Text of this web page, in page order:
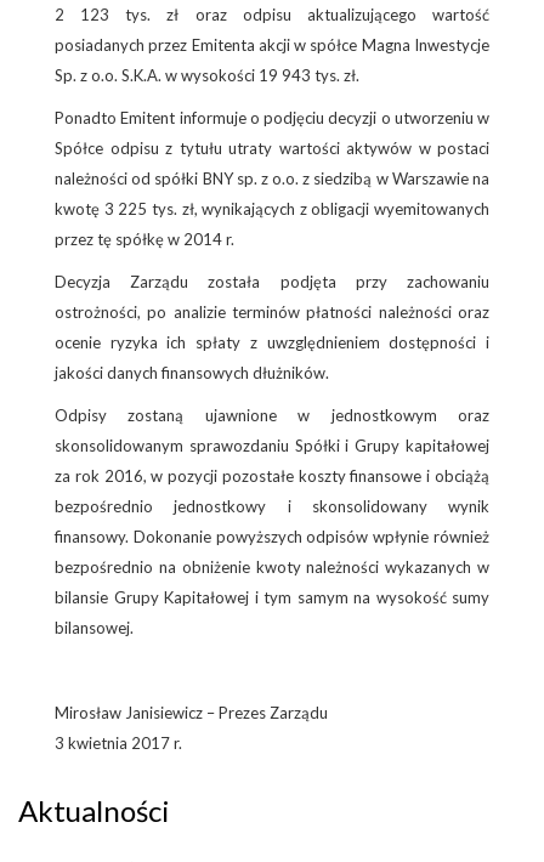
2 123 tys. zł oraz odpisu aktualizującego wartość
posiadanych przez Emitenta akcji w spółce Magna Inwestycje
Sp. z o.o. S.K.A. w wysokości 19 943 tys. zł.
Ponadto Emitent informuje o podjęciu decyzji o utworzeniu w
Spółce odpisu z tytułu utraty wartości aktywów w postaci
należności od spółki BNY sp. z o.o. z siedzibą w Warszawie na
kwotę 3 225 tys. zł, wynikających z obligacji wyemitowanych
przez tę spółkę w 2014 r.
Decyzja Zarządu została podjęta przy zachowaniu
ostrożności, po analizie terminów płatności należności oraz
ocenie ryzyka ich spłaty z uwzględnieniem dostępności i
jakości danych finansowych dłużników.
Odpisy zostaną ujawnione w jednostkowym oraz
skonsolidowanym sprawozdaniu Spółki i Grupy kapitałowej
za rok 2016, w pozycji pozostałe koszty finansowe i obciążą
bezpośrednio jednostkowy i skonsolidowany wynik
finansowy. Dokonanie powyższych odpisów wpłynie również
bezpośrednio na obniżenie kwoty należności wykazanych w
bilansie Grupy Kapitałowej i tym samym na wysokość sumy
bilansowej.
Mirosław Janisiewicz – Prezes Zarządu
3 kwietnia 2017 r.
Aktualności